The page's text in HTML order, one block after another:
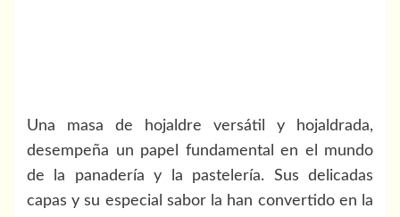
Una masa de hojaldre versátil y hojaldrada,
desempeña un papel fundamental en el mundo
de la panadería y la pastelería. Sus delicadas
capas y su especial sabor la han convertido en la